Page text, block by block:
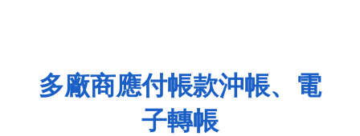
多廠商應付帳款沖帳、電
子轉帳